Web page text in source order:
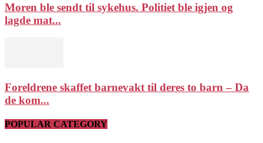
Moren ble sendt til sykehus. Politiet ble igjen og
lagde mat...
Foreldrene skaffet barnevakt til deres to barn – Da
de kom...
POPULAR CATEGORY